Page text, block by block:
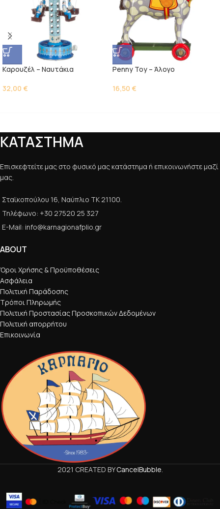
Kαρουζέλ – Ναυτάκια
32,00 €
Penny Toy – Άλογο
16,50 €
ΚΑΤΑΣΤΗΜΑ
Επισκεφτείτε μας στο φυσικό μας κατάστημα ή επικοινωνήστε μαζί
μας.
Σταϊκοπούλου 16, Ναύπλιο ΤΚ 21100.
Τηλέφωνο: +30 27520 25 327
E-Mail: info@karnagionafplio.gr
ABOUT
Όροι Χρήσης & Προϋποθέσεις
Ασφάλεια
Πολιτική Παράδοσης
Τρόποι Πληρωμής
Πολιτική Προστασίας Προσκοπικών Δεδομένων
Πολιτική απορρήτου
Επικοινωνία
2021 CREATED BYCancelBubble.